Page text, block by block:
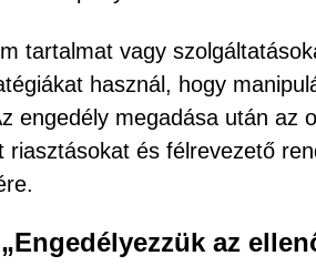
tartalmat vagy
használ, hogy
engedély megadása után az
riasztásokat és félrevezető
az